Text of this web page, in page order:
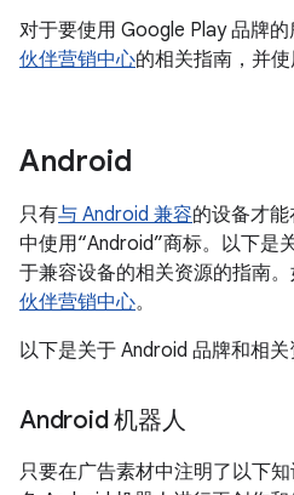
对于要使用 Google Play 品牌
伙伴营销中心的相关指南，并使
Android
只有与 Android 兼容的设备才
中使用“Android”商标。以下是
于兼容设备的相关资源的指南
伙伴营销中心。
以下是关于 Android 品牌和相关
Android 机器人
只要在广告素材中注明了以下